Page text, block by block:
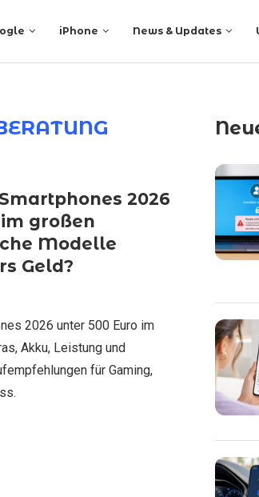
iPhone News & Updates
2026
großen
Modelle
Geld?
2026 unter 500 Euro im
Akku, Leistung und
für Gaming,